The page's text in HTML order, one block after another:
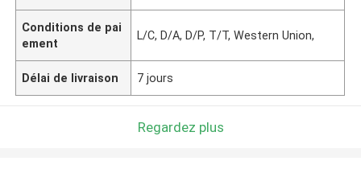
Conditions de pai
ement
L/C, D/A, D/P, T/T, Western Union,
Délai de livraison 7 jours
Regardez plus